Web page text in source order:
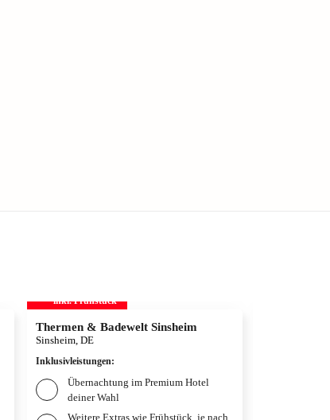
inkl. Frühstück
Thermen & Badewelt Sinsheim
Sinsheim, DE
Inklusivleistungen:
Übernachtung im Premium Hotel
deiner Wahl
Weitere Extras wie Frühstück, je nach